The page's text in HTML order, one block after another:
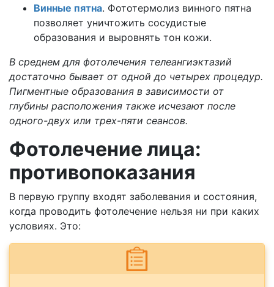
Винные пятна. Фототермолиз винного пятна
позволяет уничтожить сосудистые
образования и выровнять тон кожи.
В среднем для фотолечения телеангиэктазий
достаточно бывает от одной до четырех процедур.
Пигментные образования в зависимости от
глубины расположения также исчезают после
одного-двух или трех-пяти сеансов.
Фотолечение лица:
противопоказания
В первую группу входят заболевания и состояния,
когда проводить фотолечение нельзя ни при каких
условиях. Это: